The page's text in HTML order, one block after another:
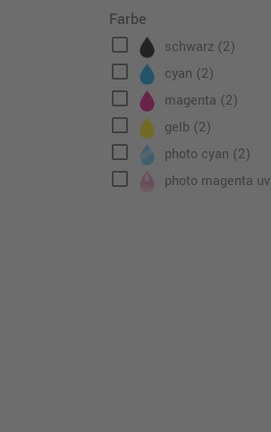
Farbe
check_box_outline_blank schwarz (2)
check_box_outline_blank cyan (2)
check_box_outline_blank magenta (2)
check_box_outline_blank gelb (2)
check_box_outline_blank photo cyan (2)
check_box_outline_blank photo magenta uv